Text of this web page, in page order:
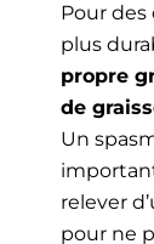
Pour
plus
propre
de
Un
relever
pour ne